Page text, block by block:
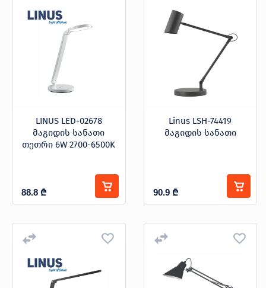
LINUS LED-02678
მაგიდის სანათი
თეთრი 6W 2700-6500K
88.8 ₾
Linus LSH-74419
მაგიდის სანათი
90.9 ₾